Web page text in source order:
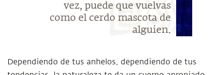
vez, puede que vuelvas
como el cerdo mascota de
alguien.
Dependiendo de tus anhelos, dependiendo de tus